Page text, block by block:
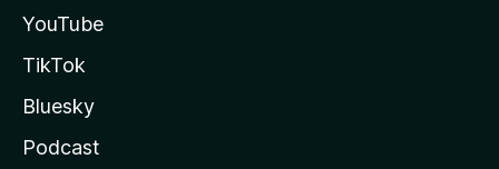
YouTube
TikTok
Bluesky
Podcast